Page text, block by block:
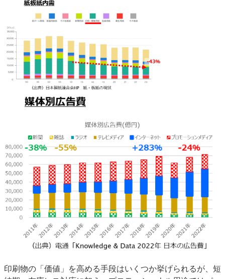
印刷物の「価値」を高める手段はいくつか挙げられるが、短